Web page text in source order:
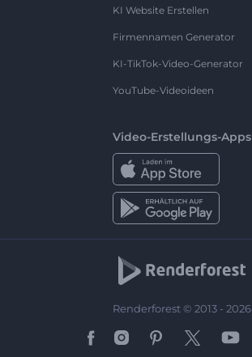
KI Website Erstellen
Firmennamen Generator
KI-TikTok-Video-Generator
YouTube-Videoideen
Video-Erstellungs-Apps
Renderforest © 2013 - 2026